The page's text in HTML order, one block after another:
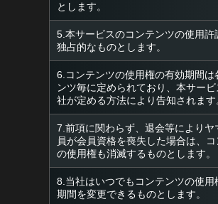
とします。
5.本サービスのコンテンツの使用許
独占的なものとします。
6.コンテンツの使用権の有効期間は
ンツ毎に定められており、本サービ
社が定める方法により告知されます
7.前項に関わらず、退会等によりヤ
員が会員資格を喪失した場合は、
の使用権も消滅するものとします。
8.当社はいつでもコンテンツの使用
期間を変更できるものとします。